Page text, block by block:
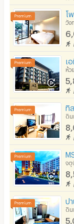
โ
วัง
เ
ห้ว
ทิ
ดิน
จตุ
ป
ดิน